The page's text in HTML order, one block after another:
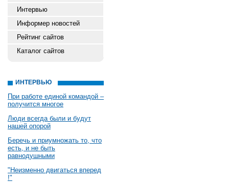
Интервью
Информер новостей
Рейтинг сайтов
Каталог сайтов
ИНТЕРВЬЮ
При работе единой командой –
получится многое
Люди всегда были и будут
нашей опорой
Беречь и приумножать то, что
есть, и не быть
равнодушными
"Неизменно двигаться вперед
!"